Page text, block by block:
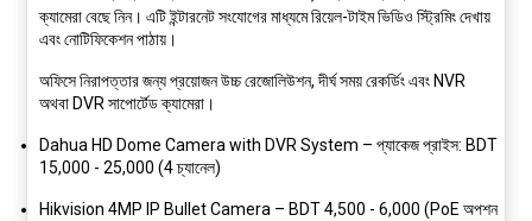
ক্যামেরা বেছে নিন। এটি ইন্টারনেট সংযোগের মাধ্যমে রিয়েল-টাইম ভিডিও স্ট্রিমিং দেখায়
এবং নোটিফিকেশন পাঠায়।
অফিসে নিরাপত্তার জন্য প্রয়োজন উচ্চ রেজোলিউশন, দীর্ঘ সময় রেকর্ডিং এবং NVR
অথবা DVR সাপোর্টেড ক্যামেরা।
Dahua HD Dome Camera with DVR System – প্যাকেজ প্রাইস: BDT
15,000 - 25,000 (4 চ্যানেল)
Hikvision 4MP IP Bullet Camera – BDT 4,500 - 6,000 (PoE অপশন